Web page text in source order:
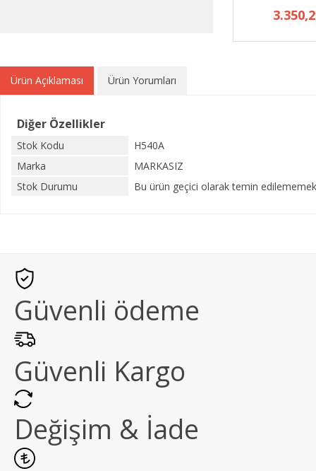
Ürün Açıklaması Ürün Yorumları
Diğer Özellikler
Stok Kodu
H540A
Marka
MARKASIZ
Stok Durumu
Bu ürün geçici olarak temin
Güvenli ödeme
Güvenli Kargo
Değişim & İade